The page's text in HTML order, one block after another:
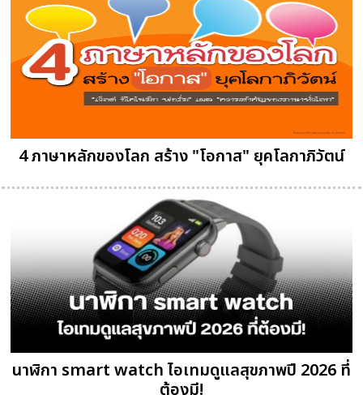
4 ภาษาหลักของโลก สร้าง "โอกาส" ยุคโลกาภิวัตน์
นาฬิกา smart watch ไอเทมดูแลสุขภาพปี 2026 ที่
ต้องมี!